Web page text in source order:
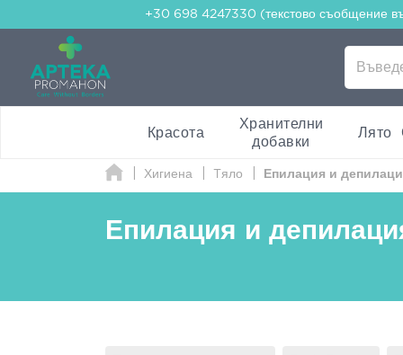
+30 698 4247330 (текстово съобщение
Красота
Хранителни
добавки
Лято
Хигиена Τяло Епилация и
Епилация и